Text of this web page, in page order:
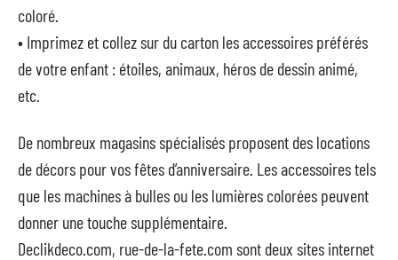
coloré.
• Imprimez et collez sur du carton les accessoires préférés
de votre enfant : étoiles, animaux, héros de dessin animé,
etc.
De nombreux magasins spécialisés proposent des locations
de décors pour vos fêtes d’anniversaire. Les accessoires tels
que les machines à bulles ou les lumières colorées peuvent
donner une touche supplémentaire.
Declikdeco.com, rue-de-la-fete.com sont deux sites internet